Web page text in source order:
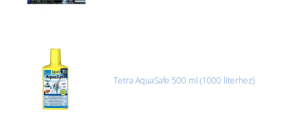
Tetra AquaSafe 500 ml (1000 literhez)